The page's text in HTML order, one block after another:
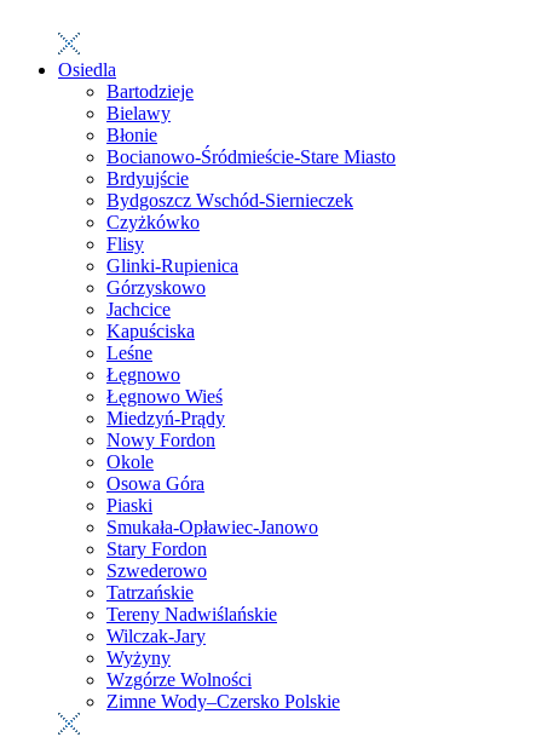
Osiedla
Bartodzieje
Bielawy
Błonie
Bocianowo-Śródmieście-Stare Miasto
Brdyujście
Bydgoszcz Wschód-Siernieczek
Czyżkówko
Flisy
Glinki-Rupienica
Górzyskowo
Jachcice
Kapuściska
Leśne
Łęgnowo
Łęgnowo Wieś
Miedzyń-Prądy
Nowy Fordon
Okole
Osowa Góra
Piaski
Smukała-Opławiec-Janowo
Stary Fordon
Szwederowo
Tatrzańskie
Tereny Nadwiślańskie
Wilczak-Jary
Wyżyny
Wzgórze Wolności
Zimne Wody–Czersko Polskie